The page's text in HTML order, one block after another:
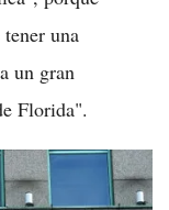
una
un gran
Florida".